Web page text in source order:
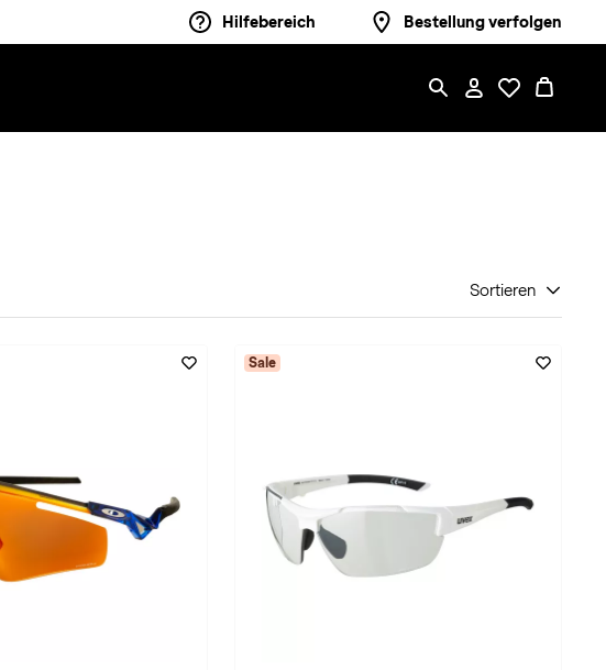
Hilfebereich Bestellung verfolgen
Sortieren
Sale